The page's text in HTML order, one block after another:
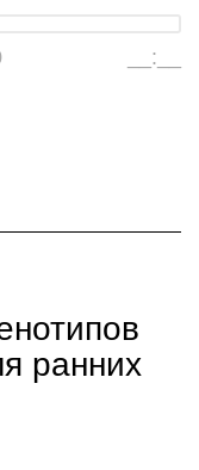
__:__
ранних